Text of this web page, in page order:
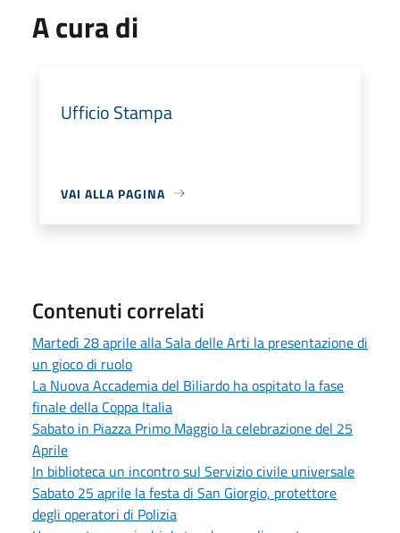
A cura di
Ufficio Stampa
VAI ALLA PAGINA
Contenuti correlati
Martedì 28 aprile alla Sala delle Arti la presentazione di
un gioco di ruolo
La Nuova Accademia del Biliardo ha ospitato la fase
finale della Coppa Italia
Sabato in Piazza Primo Maggio la celebrazione del 25
Aprile
In biblioteca un incontro sul Servizio civile universale
Sabato 25 aprile la festa di San Giorgio, protettore
degli operatori di Polizia